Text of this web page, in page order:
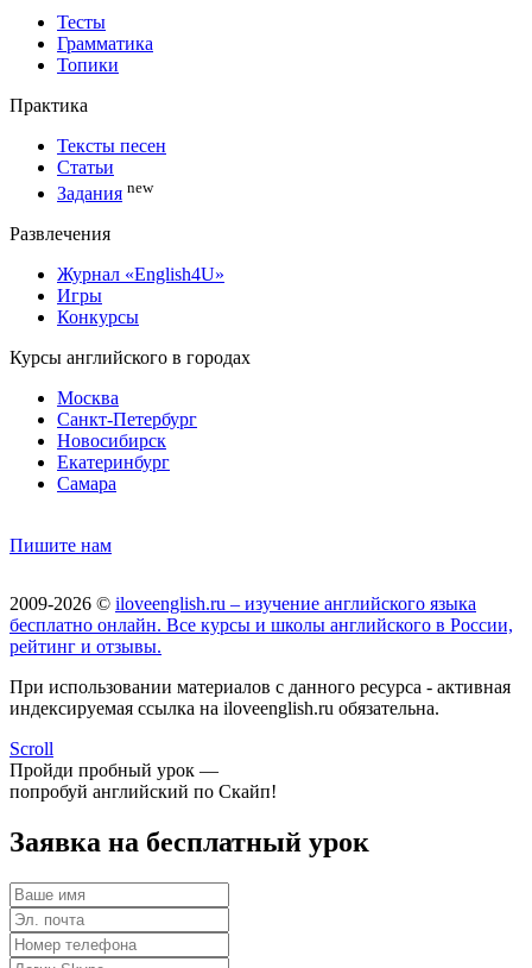
Тесты
Грамматика
Топики
Практика
Тексты песен
Статьи
Задания new
Развлечения
Журнал «English4U»
Игры
Конкурсы
Курсы английского в городах
Москва
Санкт-Петербург
Новосибирск
Екатеринбург
Самара
Пишите нам
2009-2026 © iloveenglish.ru – изучение английского языка
бесплатно онлайн. Все курсы и школы английского в России,
рейтинг и отзывы.
При использовании материалов с данного ресурса - активная
индексируемая ссылка на iloveenglish.ru обязательна.
Scroll
Пройди пробный урок —
попробуй английский по Скайп!
Заявка на бесплатный урок